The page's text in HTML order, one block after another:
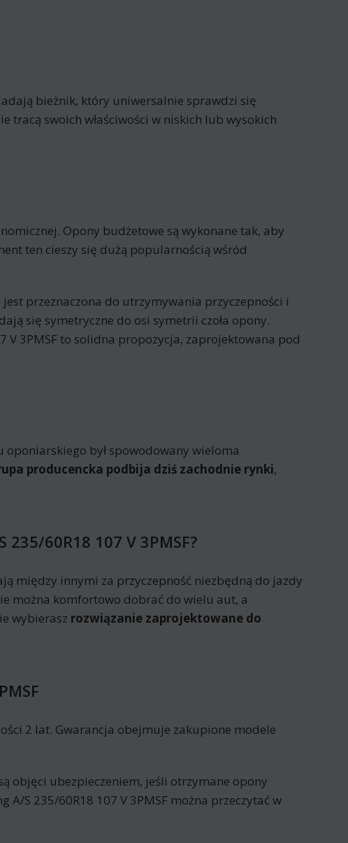
bieżnik, który uniwersalnie sprawdzi się
tracą swoich właściwości w niskich lub wysokich
Opony budżetowe są wykonane tak, aby
ten cieszy się dużą popularnością wśród
jest przeznaczona do utrzymywania przyczepności i
się symetryczne do osi symetrii czoła opony.
V 3PMSF to solidna propozycja, zaprojektowana pod
oponiarskiego był spowodowany wieloma
producencka podbija dziś zachodnie rynki,
60R18 107 V 3PMSF?
między innymi za przyczepność niezbędną do jazdy
można komfortowo dobrać do wielu aut, a
wybierasz rozwiązanie zaprojektowane do
2 lat. Gwarancja obejmuje zakupione modele
objęci ubezpieczeniem, jeśli otrzymane opony
S 235/60R18 107 V 3PMSF można przeczytać w